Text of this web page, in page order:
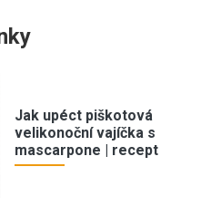
Jak upéct piškotová
velikonoční vajíčka s
mascarpone | recept